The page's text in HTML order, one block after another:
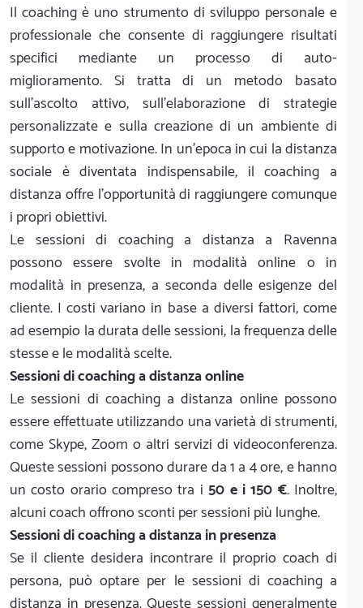
Il coaching è uno strumento di sviluppo personale e
professionale che consente di raggiungere risultati
specifici mediante un processo di auto-
miglioramento. Si tratta di un metodo basato
sull’ascolto attivo, sull’elaborazione di strategie
personalizzate e sulla creazione di un ambiente di
supporto e motivazione. In un’epoca in cui la distanza
sociale è diventata indispensabile, il coaching a
distanza offre l’opportunità di raggiungere comunque
i propri obiettivi.
Le sessioni di coaching a distanza a Ravenna
possono essere svolte in modalità online o in
modalità in presenza, a seconda delle esigenze del
cliente. I costi variano in base a diversi fattori, come
ad esempio la durata delle sessioni, la frequenza delle
stesse e le modalità scelte.
Sessioni di coaching a distanza online
Le sessioni di coaching a distanza online possono
essere effettuate utilizzando una varietà di strumenti,
come Skype, Zoom o altri servizi di videoconferenza.
Queste sessioni possono durare da 1 a 4 ore, e hanno
un costo orario compreso tra i50 e i 150 €. Inoltre,
alcuni coach offrono sconti per sessioni più lunghe.
Sessioni di coaching a distanza in presenza
Se il cliente desidera incontrare il proprio coach di
persona, può optare per le sessioni di coaching a